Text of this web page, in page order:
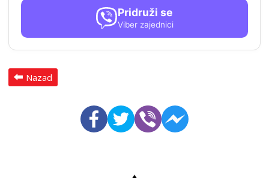
Pridruži se
Viber zajednici
Nazad